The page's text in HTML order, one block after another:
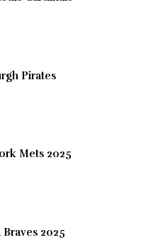
Pirates
Mets 2025
2025